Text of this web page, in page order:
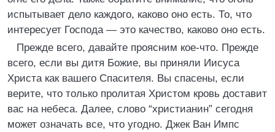
испытывает дело каждого, каково оно есть. То, что
интересует Господа — это качество, каково оно есть.
Прежде всего, давайте проясним кое-что. Прежде
всего, если вы дитя Божие, вы приняли Иисуса
Христа как вашего Спасителя. Вы спасены, если
верите, что только пролитая Христом кровь доставит
вас на небеса. Далее, слово “христианин” сегодня
может означать все, что угодно. Джек Ван Импс